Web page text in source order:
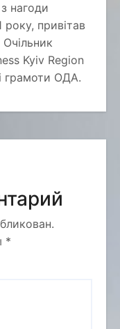
нагоди
привітав
Kyiv Region
грамоти ОДА.
*